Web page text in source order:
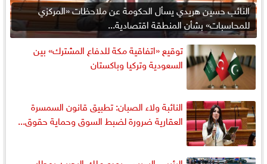
النائب حسين هريدي يسأل الحكومة عن ملاحظات «المركزي
للمحاسبات» بشأن المنطقة اقتصادية...
توقيع «اتفاقية مكة للدفاع المشترك» بين
السعودية وتركيا وباكستان
النائبة ولاء الصبان: تطبيق قانون السمسرة
العقارية ضرورة لضبط السوق وحماية حقوق...